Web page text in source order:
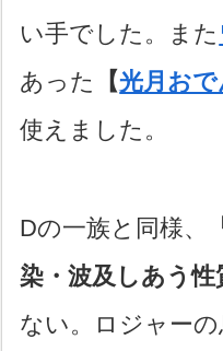
い手でした。また
あった
【光月おで
使えました。
Dの一族と同様、
染・波及しあう性
ない。ロジャー